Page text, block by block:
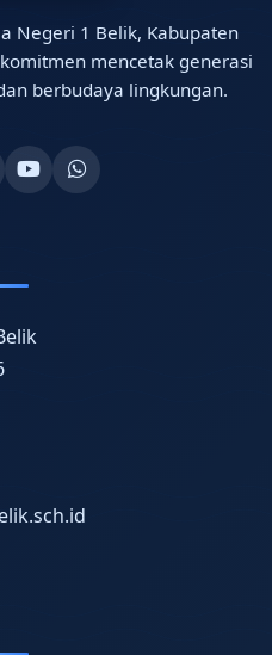
Negeri 1 Belik, Kabupaten
mencetak generasi
berbudaya lingkungan.